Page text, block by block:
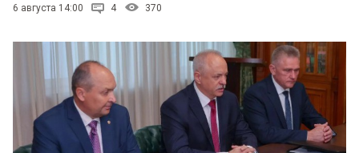
6 августа 14:00 4 370